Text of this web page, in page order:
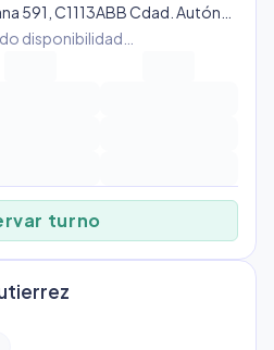
disponibilidad…
turno